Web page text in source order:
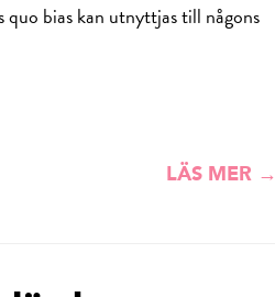
bias kan utnyttjas till någons
LÄS MER →